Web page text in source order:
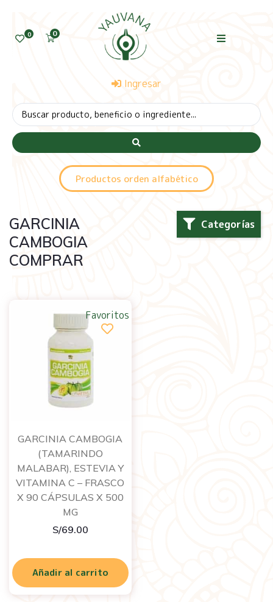
0 0
Ingresar
Productos orden alfabético
Categorías
GARCINIA
CAMBOGIA
COMPRAR
GARCINIA CAMBOGIA
(TAMARINDO
MALABAR), ESTEVIA Y
VITAMINA C – FRASCO
X 90 CÁPSULAS X 500
MG
S/69.00
Añadir al carrito
Favoritos